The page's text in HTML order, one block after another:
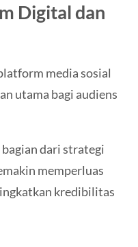
Digital dan
media sosial
utama bagi audiens
dari strategi
memperluas
kredibilitas